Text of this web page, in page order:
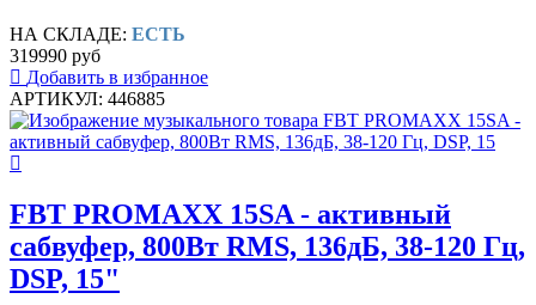
НА СКЛАДЕ: ЕСТЬ
319990 руб
Добавить в избранное
АРТИКУЛ: 446885
FBT PROMAXX 15SA - активный
сабвуфер, 800Вт RMS, 136дБ, 38-120 Гц,
DSP, 15"